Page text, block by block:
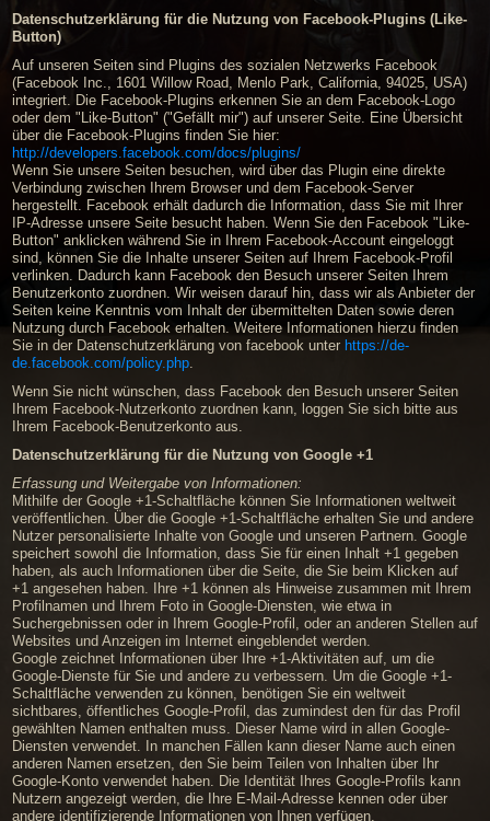
Datenschutzerklärung für die Nutzung von Facebook-Plugins (Like-
Button)
Auf unseren Seiten sind Plugins des sozialen Netzwerks Facebook
(Facebook Inc., 1601 Willow Road, Menlo Park, California, 94025, USA)
integriert. Die Facebook-Plugins erkennen Sie an dem Facebook-Logo
oder dem "Like-Button" ("Gefällt mir") auf unserer Seite. Eine Übersicht
über die Facebook-Plugins finden Sie hier:
http://developers.facebook.com/docs/plugins/
Wenn Sie unsere Seiten besuchen, wird über das Plugin eine direkte
Verbindung zwischen Ihrem Browser und dem Facebook-Server
hergestellt. Facebook erhält dadurch die Information, dass Sie mit Ihrer
IP-Adresse unsere Seite besucht haben. Wenn Sie den Facebook "Like-
Button" anklicken während Sie in Ihrem Facebook-Account eingeloggt
sind, können Sie die Inhalte unserer Seiten auf Ihrem Facebook-Profil
verlinken. Dadurch kann Facebook den Besuch unserer Seiten Ihrem
Benutzerkonto zuordnen. Wir weisen darauf hin, dass wir als Anbieter der
Seiten keine Kenntnis vom Inhalt der übermittelten Daten sowie deren
Nutzung durch Facebook erhalten. Weitere Informationen hierzu finden
Sie in der Datenschutzerklärung von facebook unter https://de-
de.facebook.com/policy.php.
Wenn Sie nicht wünschen, dass Facebook den Besuch unserer Seiten
Ihrem Facebook-Nutzerkonto zuordnen kann, loggen Sie sich bitte aus
Ihrem Facebook-Benutzerkonto aus.
Datenschutzerklärung für die Nutzung von Google +1
Erfassung und Weitergabe von Informationen:
Mithilfe der Google +1-Schaltfläche können Sie Informationen weltweit
veröffentlichen. Über die Google +1-Schaltfläche erhalten Sie und andere
Nutzer personalisierte Inhalte von Google und unseren Partnern. Google
speichert sowohl die Information, dass Sie für einen Inhalt +1 gegeben
haben, als auch Informationen über die Seite, die Sie beim Klicken auf
+1 angesehen haben. Ihre +1 können als Hinweise zusammen mit Ihrem
Profilnamen und Ihrem Foto in Google-Diensten, wie etwa in
Suchergebnissen oder in Ihrem Google-Profil, oder an anderen Stellen auf
Websites und Anzeigen im Internet eingeblendet werden.
Google zeichnet Informationen über Ihre +1-Aktivitäten auf, um die
Google-Dienste für Sie und andere zu verbessern. Um die Google +1-
Schaltfläche verwenden zu können, benötigen Sie ein weltweit
sichtbares, öffentliches Google-Profil, das zumindest den für das Profil
gewählten Namen enthalten muss. Dieser Name wird in allen Google-
Diensten verwendet. In manchen Fällen kann dieser Name auch einen
anderen Namen ersetzen, den Sie beim Teilen von Inhalten über Ihr
Google-Konto verwendet haben. Die Identität Ihres Google-Profils kann
Nutzern angezeigt werden, die Ihre E-Mail-Adresse kennen oder über
andere identifizierende Informationen von Ihnen verfügen.